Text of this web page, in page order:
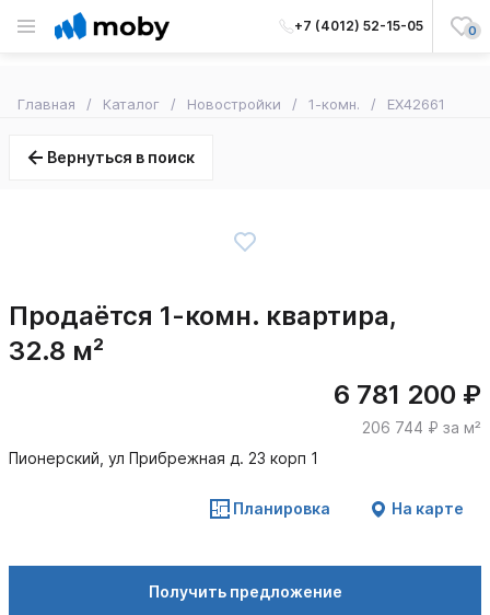
+7 (4012) 52-15-05 0
Главная Каталог Новостройки 1-комн. EX42661
Вернуться в поиск
Продаётся 1-комн. квартира,
32.8 м²
6 781 200 ₽
206 744 ₽ за м²
Пионерский, ул Прибрежная д. 23 корп 1
Планировка На карте
Получить предложение